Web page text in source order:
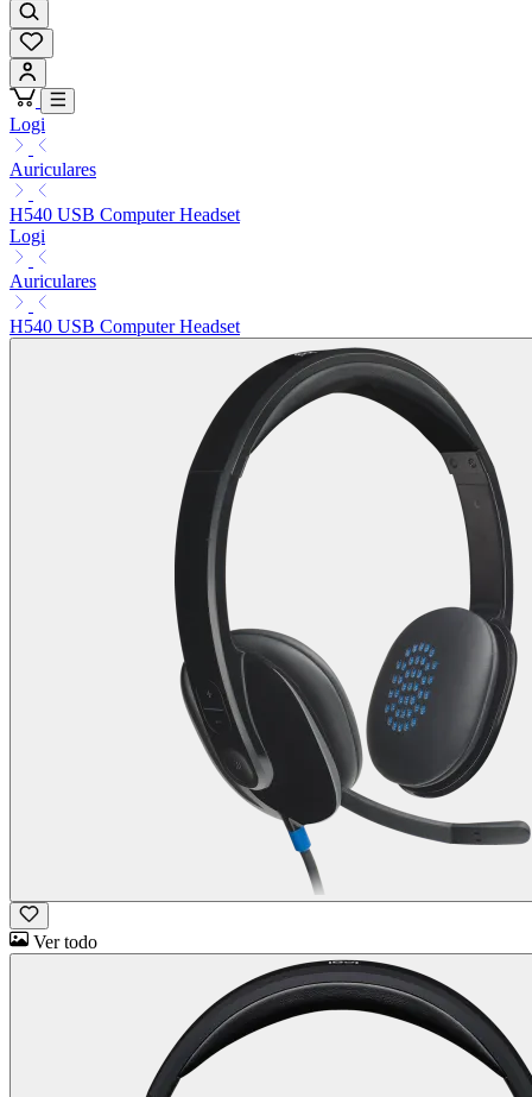
Logi
Auriculares
H540 USB Computer Headset
Logi
Auriculares
H540 USB Computer Headset
Ver todo